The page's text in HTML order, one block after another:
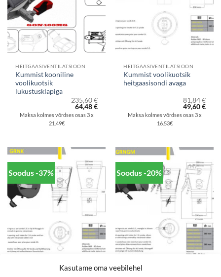
Kasutame oma veebilehel
HEITGAASIVENTILATSIOON
Kummist kooniline
voolikuotsik
lukustusklapiga
235,60€
Algne
hind
oli:
64,48€Praegune
Maksa kolmes võrdses osas 3 x
21.49€
HEITGAASIVENTILATSIOON
Kummist voolikuotsik
heitgaasisondi avaga
81,84€
Algne
hind
oli:
49,60€
Maksa kolmes võrdses osas 3 x
16.53€
Soodus -37% Soodus -20%